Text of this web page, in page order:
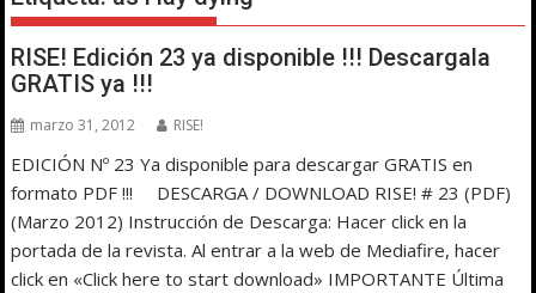
RISE! Edición 23 ya disponible !!! Descargala
GRATIS ya !!!
marzo 31, 2012 RISE!
EDICIÓN Nº 23 Ya disponible para descargar GRATIS en
formato PDF !!! DESCARGA / DOWNLOAD RISE! # 23 (PDF)
(Marzo 2012) Instrucción de Descarga: Hacer click en la
portada de la revista. Al entrar a la web de Mediafire, hacer
click en «Click here to start download» IMPORTANTE Última